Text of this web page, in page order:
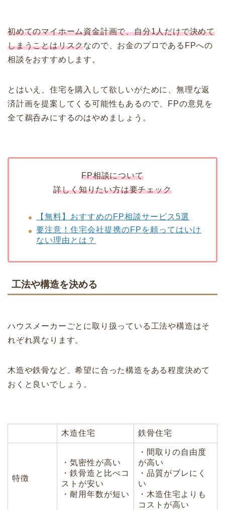
初めてのマイホーム資金計画で、自分1人だけで決めて
しまうことはリスクなので、お金のプロであるFPへの
相談をおすすめします。
とはいえ、住宅を購入して欲しいがために、無理な返
済計画を提案してくる可能性もあるので、FPの意見を
全て鵜呑みにするのはやめましょう。
FP相談について
詳しく知りたい方は要チェック
【無料】おすすめのFP相談サービス5選
要注意！住宅会社提携のFPを頼ってはいけ
ない理由とは？
工法や構造を決める
ハウスメーカーごとに取り扱っている工法や構造はそ
れぞれ異なります。
木造や鉄骨など、希望に合った構造をある程度決めて
おくと良いでしょう。
木造住宅 鉄骨住宅
特徴
・気密性が高い
・鉄骨造と比べコ
ストが安い
・耐用年数が短い
・間取りの自由度
が高い
・品質がブレにく
い
・木造住宅よりも
コストが高い